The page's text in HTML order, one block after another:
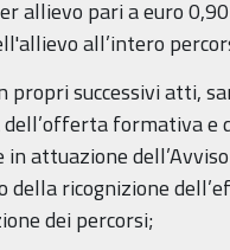
allievo pari a euro
all’intero
propri successivi atti,
formativa e
attuazione
della ricognizione
dei percorsi;